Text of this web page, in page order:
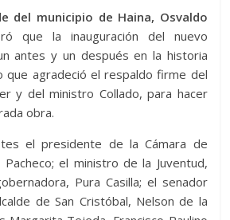
del municipio de Haina, Osvaldo
que la inauguración del nuevo
antes y un después en la historia
que agradeció el respaldo firme del
y del ministro Collado, para hacer
obra.
el presidente de la Cámara de
el ministro de la Juventud,
Pura Casilla; el senador
de San Cristóbal, Nelson de la